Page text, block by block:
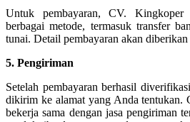
Untuk pembayaran, CV. Kingkoper
berbagai metode, termasuk transfer
tunai. Detail pembayaran akan
5. Pengiriman
Setelah pembayaran berhasil
dikirim ke alamat yang Anda tentukan.
bekerja sama dengan jasa pengiriman